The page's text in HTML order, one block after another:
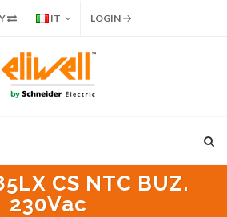
IT LOGIN
CS NTC BUZ.
230Vac